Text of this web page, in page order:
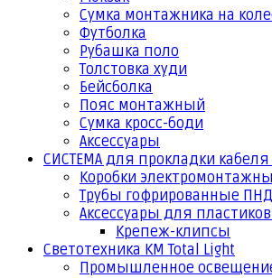
Сумка монтажника на
Футболка
Рубашка поло
Толстовка худи
Бейсболка
Пояс монтажный
Сумка кросс-боди
Аксессуары
СИСТЕМА для прокладки кабеля
Коробки
Трубы гофрированные ПНД
Аксессуары для
Крепеж-клипсы
Светотехника КМ Total Light
Промышленное